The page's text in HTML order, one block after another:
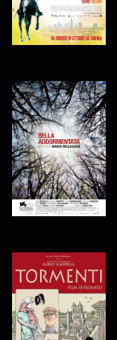
VAI ALLA SCHEDA
VAI ALLA SCHEDA